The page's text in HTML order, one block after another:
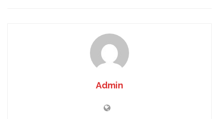
Admin